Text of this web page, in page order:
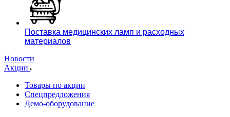
Поставка медицинских ламп и расходных
материалов
Новости
Акции
Товары по акции
Спецпредложения
Демо-оборудование